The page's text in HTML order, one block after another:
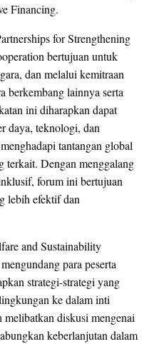
Financing.
for Strengthening
bertujuan untuk
dan melalui kemitraan
berkembang lainnya serta
ini diharapkan dapat
daya, teknologi, dan
tantangan global
terkait. Dengan menggalang
forum ini bertujuan
lebih efektif dan
and Sustainability
para peserta
strategi-strategi yang
ke dalam inti
diskusi mengenai
keberlanjutan dalam